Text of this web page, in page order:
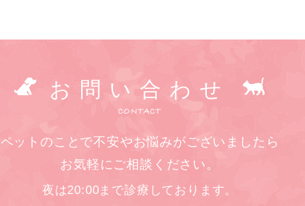
お問い合わせ
CONTACT
ペットのことで不安やお悩みがございましたら
お気軽にご相談ください。
夜は20:00まで診療しております。